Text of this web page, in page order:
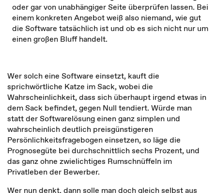
oder gar von unabhängiger Seite überprüfen lassen. Bei
einem konkreten Angebot weiß also niemand, wie gut
die Software tatsächlich ist und ob es sich nicht nur um
einen großen Bluff handelt.
Wer solch eine Software einsetzt, kauft die
sprichwörtliche Katze im Sack, wobei die
Wahrscheinlichkeit, dass sich überhaupt irgend etwas in
dem Sack befindet, gegen Null tendiert. Würde man
statt der Softwarelösung einen ganz simplen und
wahrscheinlich deutlich preisgünstigeren
Persönlichkeitsfragebogen einsetzen, so läge die
Prognosegüte bei durchschnittlich sechs Prozent, und
das ganz ohne zwielichtiges Rumschnüffeln im
Privatleben der Bewerber.
Wer nun denkt, dann solle man doch gleich selbst aus